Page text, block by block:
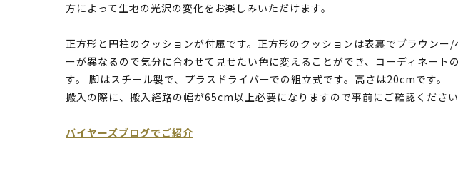
方によって生地の光沢の変化をお楽しみいただけます。
正方形と円柱のクッションが付属です。正方形のクッションは表裏でブラウンー/
ーが異なるので気分に合わせて見せたい色に変えることができ、コーディネート
す。 脚はスチール製で、プラスドライバーでの組立式です。高さは20cmです。
搬入の際に、搬入経路の幅が65cm以上必要になりますので事前にご確認ください
バイヤーズブログでご紹介